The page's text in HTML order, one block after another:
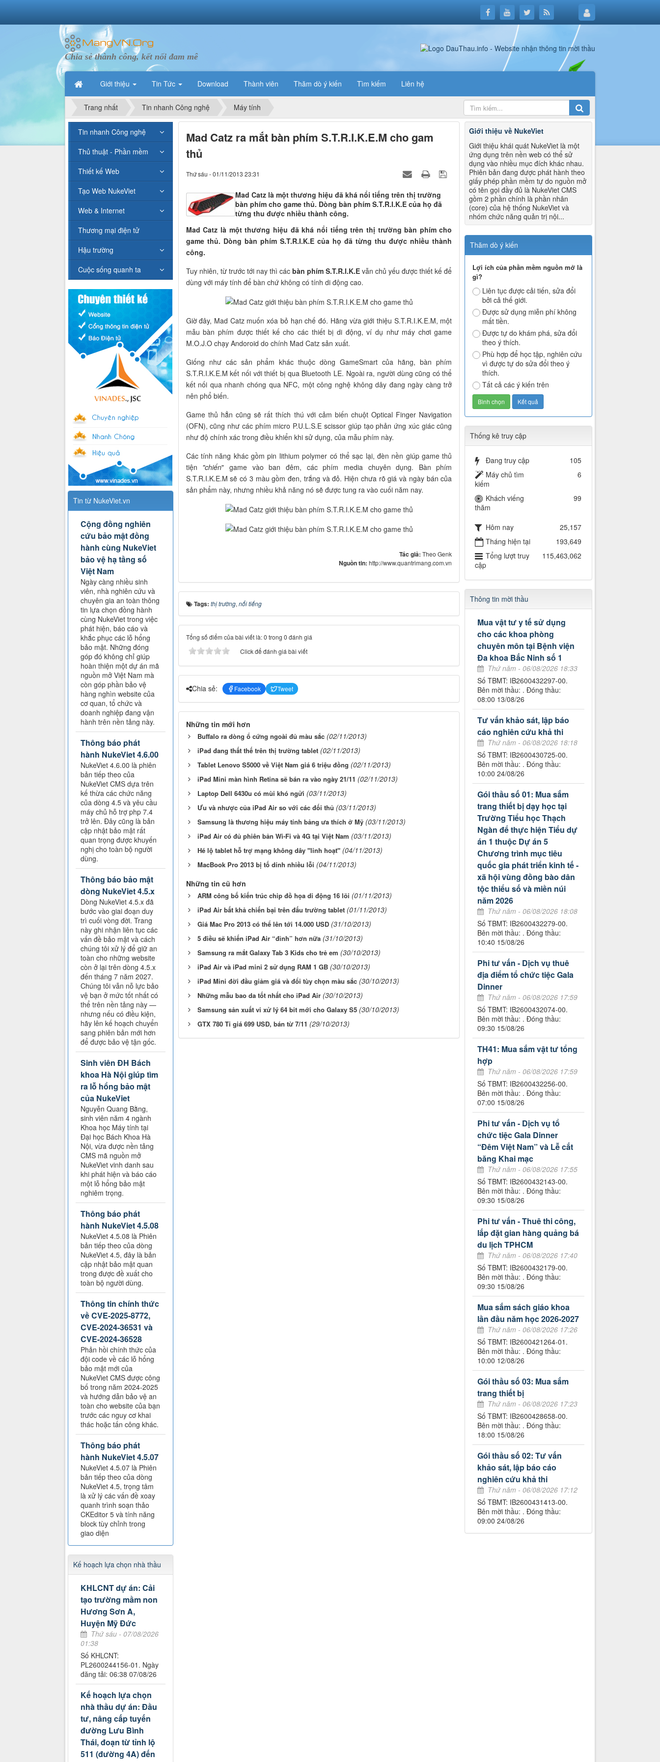
Chia sẻ thành công, kết nối đam mê
Giới thiệu Tin Tức Download Thành viên Thăm dò ý kiến Tìm kiếm Liên hệ
Trang nhất Tin nhanh Công nghệ Máy tính
Mad Catz ra mắt bàn phím S.T.R.I.K.E.M cho gam
thủ
Thứ sáu - 01/11/2013 23:31
Mad Catz là một thương hiệu đã khá nổi tiếng trên thị trường
bàn phím cho game thủ. Dòng bàn phím S.T.R.I.K.E của họ đã
từng thu được nhiều thành công.
Mad Catz là một thương hiệu đã khá nổi tiếng trên thị trường bàn phím cho
game thủ. Dòng bàn phím S.T.R.I.K.E của họ đã từng thu được nhiều thành
công.
Tuy nhiên, từ trước tới nay thì cácbàn phím S.T.R.I.K.E vẫn chủ yếu được thiết kế để
dùng với máy tính để bàn chứ không có tính di động cao.
Giờ đây, Mad Catz muốn xóa bỏ hạn chế đó. Hãng vừa giới thiệu S.T.R.I.K.E.M, một
mẫu bàn phím được thiết kế cho các thiết bị di động, ví dụ như máy chơi game
M.O.J.O chạy Andoroid do chính Mad Catz sản xuất.
Giống như các sản phẩm khác thuộc dòng GameSmart của hãng, bàn phím
S.T.R.I.K.E.M kết nối với thiết bị qua Bluetooth LE. Ngoài ra, người dùng cũng có thể
kết nối qua nhanh chóng qua NFC, một công nghệ không dây đang ngày càng trở
nên phổ biến.
Game thủ hẳn cũng sẽ rất thích thú với cảm biến chuột Optical Finger Navigation
(OFN), cũng như các phím micro P.U.L.S.E scissor giúp tạo phản ứng xúc giác cũng
như độ chính xác trong điều khiển khi sử dụng, của mẫu phím này.
Các tính năng khác gồm pin lithium polymer có thể sạc lại, đèn nền giúp game thủ
tiện "chiến" game vào ban đêm, các phím media chuyên dụng. Bàn phím
S.T.R.I.K.E.M sẽ có 3 màu gồm đen, trắng và đỏ. Hiện chưa rõ giá và ngày bán của
sản phẩm này, nhưng nhiều khả năng nó sẽ được tung ra vào cuối năm nay.
Tác giả:Theo Genk
Nguồn tin:http://www.quantrimang.com.vn
Tags: thị trường, nổi tiếng
Tổng số điểm của bài viết là: 0 trong 0 đánh giá
Click để đánh giá bài viết
Chia sẻ: Facebook Tweet
Những tin mới hơn
Buffalo ra dòng ổ cứng ngoài đủ màu sắc (02/11/2013)
iPad đang thất thế trên thị trường tablet (02/11/2013)
Tablet Lenovo S5000 về Việt Nam giá 6 triệu đồng (02/11/2013)
iPad Mini màn hình Retina sẽ bán ra vào ngày 21/11 (02/11/2013)
Laptop Dell 6430u có mùi khó ngửi (03/11/2013)
Ưu và nhược của iPad Air so với các đối thủ (03/11/2013)
Samsung là thương hiệu máy tính bảng ưa thích ở Mỹ (03/11/2013)
iPad Air có đủ phiên bản Wi-Fi và 4G tại Việt Nam (03/11/2013)
Hé lộ tablet hỗ trợ mạng không dây "linh hoạt" (04/11/2013)
MacBook Pro 2013 bị tố dính nhiều lỗi (04/11/2013)
Những tin cũ hơn
ARM công bố kiến trúc chip đồ họa di động 16 lõi (01/11/2013)
iPad Air bất khả chiến bại trên đấu trường tablet (01/11/2013)
Giá Mac Pro 2013 có thể lên tới 14.000 USD (31/10/2013)
5 điều sẽ khiến iPad Air “đỉnh” hơn nữa (31/10/2013)
Samsung ra mắt Galaxy Tab 3 Kids cho trẻ em (30/10/2013)
iPad Air và iPad mini 2 sử dụng RAM 1 GB (30/10/2013)
iPad Mini đời đầu giảm giá và đổi tùy chọn màu sắc (30/10/2013)
Những mẫu bao da tốt nhất cho iPad Air (30/10/2013)
Samsung sản xuất vi xử lý 64 bit mới cho Galaxy S5 (30/10/2013)
GTX 780 Ti giá 699 USD, bán từ 7/11 (29/10/2013)
Giới thiệu về NukeViet
Giới thiệu khái quát NukeViet là một
ứng dụng trên nền web có thể sử
dụng vào nhiều mục đích khác nhau.
Phiên bản đang được phát hành theo
giấy phép phần mềm tự do nguồn mở
có tên gọi đầy đủ là NukeViet CMS
gồm 2 phần chính là phần nhân
(core) của hệ thống NukeViet và
nhóm chức năng quản trị nội...
Thăm dò ý kiến
Lợi ích của phần mềm nguồn mở là
gì?
Liên tục được cải tiến, sửa đổi
bởi cả thế giới.
Được sử dụng miễn phí không
mất tiền.
Được tự do khám phá, sửa đổi
theo ý thích.
Phù hợp để học tập, nghiên cứu
vì được tự do sửa đổi theo ý
thích.
Tất cả các ý kiến trên
Thống kê truy cập
Đang truy cập
105
Máy chủ tìm
kiếm
6
Khách viếng
thăm
99
Hôm nay
25,157
Tháng hiện tại
193,649
Tổng lượt truy
cập
115,463,062
Thông tin mời thầu
Mua vật tư y tế sử dụng
cho các khoa phòng
chuyên môn tại Bệnh viện
Đa khoa Bắc Ninh số 1
Thứ năm - 06/08/2026 18:33
Số TBMT: IB2600432297-00.
Bên mời thầu: . Đóng thầu:
08:00 13/08/26
Tư vấn khảo sát, lập báo
cáo nghiên cứu khả thi
Thứ năm - 06/08/2026 18:18
Số TBMT: IB2600430725-00.
Bên mời thầu: . Đóng thầu:
10:00 24/08/26
Gói thầu số 01: Mua sắm
trang thiết bị dạy học tại
Trường Tiểu học Thạch
Ngàn để thực hiện Tiểu dự
án 1 thuộc Dự án 5
Chương trình mục tiêu
quốc gia phát triển kinh tế -
xã hội vùng đồng bào dân
tộc thiểu số và miền núi
năm 2026
Thứ năm - 06/08/2026 18:08
Số TBMT: IB2600432279-00.
Bên mời thầu: . Đóng thầu:
10:40 15/08/26
Phi tư vấn - Dịch vụ thuê
địa điểm tổ chức tiệc Gala
Dinner
Thứ năm - 06/08/2026 17:59
Số TBMT: IB2600432074-00.
Bên mời thầu: . Đóng thầu:
09:30 15/08/26
TH41: Mua sắm vật tư tổng
hợp
Thứ năm - 06/08/2026 17:59
Số TBMT: IB2600432256-00.
Bên mời thầu: . Đóng thầu:
07:00 15/08/26
Phi tư vấn - Dịch vụ tổ
chức tiệc Gala Dinner
“Đêm Việt Nam” và Lễ cắt
băng Khai mạc
Thứ năm - 06/08/2026 17:55
Số TBMT: IB2600432143-00.
Bên mời thầu: . Đóng thầu:
09:30 15/08/26
Phi tư vấn - Thuê thi công,
lắp đặt gian hàng quảng bá
du lịch TPHCM
Thứ năm - 06/08/2026 17:40
Số TBMT: IB2600432179-00.
Bên mời thầu: . Đóng thầu:
09:30 15/08/26
Mua sắm sách giáo khoa
lần đầu năm học 2026-2027
Thứ năm - 06/08/2026 17:26
Số TBMT: IB2600421264-01.
Bên mời thầu: . Đóng thầu:
10:00 12/08/26
Gói thầu số 03: Mua sắm
trang thiết bị
Thứ năm - 06/08/2026 17:23
Số TBMT: IB2600428658-00.
Bên mời thầu: . Đóng thầu:
18:00 15/08/26
Gói thầu số 02: Tư vấn
khảo sát, lập báo cáo
nghiên cứu khả thi
Thứ năm - 06/08/2026 17:12
Số TBMT: IB2600431413-00.
Bên mời thầu: . Đóng thầu:
09:00 24/08/26
Tin nhanh Công nghệ
Thủ thuật - Phần mềm
Thiết kế Web
Tạo Web NukeViet
Web & Internet
Thương mại điện tử
Hậu trường
Cuộc sống quanh ta
Tin từ NukeViet.vn
Cộng đồng nghiên
cứu bảo mật đồng
hành cùng NukeViet
bảo vệ hạ tầng số
Việt Nam
Ngày càng nhiều sinh
viên, nhà nghiên cứu và
chuyên gia an toàn thông
tin lựa chọn đồng hành
cùng NukeViet trong việc
phát hiện, báo cáo và
khắc phục các lỗ hổng
bảo mật. Những đóng
góp đó không chỉ giúp
hoàn thiện một dự án mã
nguồn mở Việt Nam mà
còn góp phần bảo vệ
hàng nghìn website của
cơ quan, tổ chức và
doanh nghiệp đang vận
hành trên nền tảng này.
Thông báo phát
hành NukeViet 4.6.00
NukeViet 4.6.00 là phiên
bản tiếp theo của
NukeViet CMS dựa trên
kế thừa các chức năng
của dòng 4.5 và yêu cầu
máy chủ hỗ trợ php 7.4
trở lên. Đây cũng là bản
cập nhật bảo mật rất
quan trọng được khuyến
nghị cho toàn bộ người
dùng.
Thông báo bảo mật
dòng NukeViet 4.5.x
Dòng NukeViet 4.5.x đã
bước vào giai đoạn duy
trì cuối vòng đời. Trang
này ghi nhận liên tục các
vấn đề bảo mật và cách
chúng tôi xử lý để giữ an
toàn cho những website
còn ở lại trên dòng 4.5.x
đến tháng 7 năm 2027.
Chúng tôi vẫn nỗ lực bảo
vệ bạn ở mức tốt nhất có
thể trên nền tảng này —
nhưng nếu có điều kiện,
hãy lên kế hoạch chuyển
sang phiên bản mới hơn
để được bảo vệ tận gốc.
Sinh viên ĐH Bách
khoa Hà Nội giúp tìm
ra lỗ hổng bảo mật
của NukeViet
Nguyễn Quang Bằng,
sinh viên năm 4 ngành
Khoa học Máy tính tại
Đại học Bách Khoa Hà
Nội, vừa được nền tảng
CMS mã nguồn mở
NukeViet vinh danh sau
khi phát hiện và báo cáo
một lỗ hổng bảo mật
nghiêm trọng.
Thông báo phát
hành NukeViet 4.5.08
NukeViet 4.5.08 là Phiên
bản tiếp theo của dòng
NukeViet 4.5, đây là bản
cập nhật bảo mật quan
trong được đề xuất cho
toàn bộ người dùng.
Thông tin chính thức
về CVE-2025-8772,
CVE-2024-36531 và
CVE-2024-36528
Phản hồi chính thức của
đội code về các lỗ hổng
bảo mật mới của
NukeViet CMS được công
bố trong năm 2024-2025
và hướng dẫn bảo vệ an
toàn cho website của bạn
trước các nguy cơ khai
thác hoặc tấn công khác.
Thông báo phát
hành NukeViet 4.5.07
NukeViet 4.5.07 là Phiên
bản tiếp theo của dòng
NukeViet 4.5, trọng tâm
là xử lý các vấn đề xoay
quanh trình soạn thảo
CKEditor 5 và tính năng
block tùy chỉnh trong
giao diện
Kế hoạch lựa chọn nhà thầu
KHLCNT dự án: Cải
tạo trường mầm non
Hương Sơn A,
Huyện Mỹ Đức
Thứ sáu - 07/08/2026
01:38
Số KHLCNT:
PL2600244156-01. Ngày
đăng tải: 06:38 07/08/26
Kế hoạch lựa chọn
nhà thầu dự án: Đầu
tư, nâng cấp tuyến
đường Lưu Bình
Thái, đoạn từ tỉnh lộ
511 (đường 4A) đến